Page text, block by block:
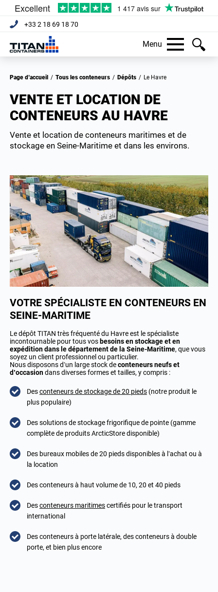
+33 2 18 69 18 70
Menu
Page d’accueil / Tous les conteneurs / Dépôts / Le Havre
VENTE ET LOCATION DE
CONTENEURS AU HAVRE
Vente et location de conteneurs maritimes et de
stockage en Seine-Maritime et dans les environs.
VOTRE SPÉCIALISTE EN CONTENEURS EN
SEINE-MARITIME
Le dépôt TITAN très fréquenté du Havre est le spécialiste
incontournable pour tous vos besoins en stockage et en
expédition dans le département de la Seine-Maritime, que vous
soyez un client professionnel ou particulier.
Nous disposons d’un large stock deconteneurs neufs et
d’occasiondans diverses formes et tailles, y compris :
Desconteneurs de stockage de 20 pieds (notre produit le
plus populaire)
Des solutions de stockage frigorifique de pointe (gamme
complète de produits ArcticStore disponible)
Des bureaux mobiles de 20 pieds disponibles à l’achat ou à
la location
Des conteneurs à haut volume de 10, 20 et 40 pieds
Desconteneurs maritimescertifiés pour le transport
international
Des conteneurs à porte latérale, des conteneurs à double
porte, et bien plus encore